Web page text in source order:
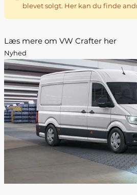
blevet solgt. Her kan du finde
Læs mere om VW Crafter her
Nyhed